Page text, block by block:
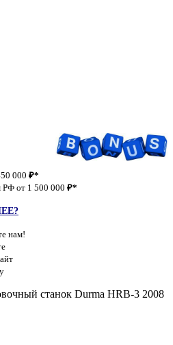
000 ₽*
РФ от 1 500 000 ₽*
нам!
станок Durma HRB-3 2008